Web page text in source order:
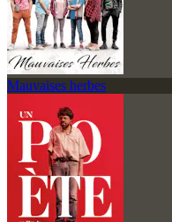
Mauvaises herbes